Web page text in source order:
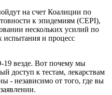
на счет Коалиции по
к эпидемиям (CEPI),
нескольких усилий по
испытания и процесс
19 везде. Вот почему мы
доступ к тестам, лекарствам
- независимо от того, где вы